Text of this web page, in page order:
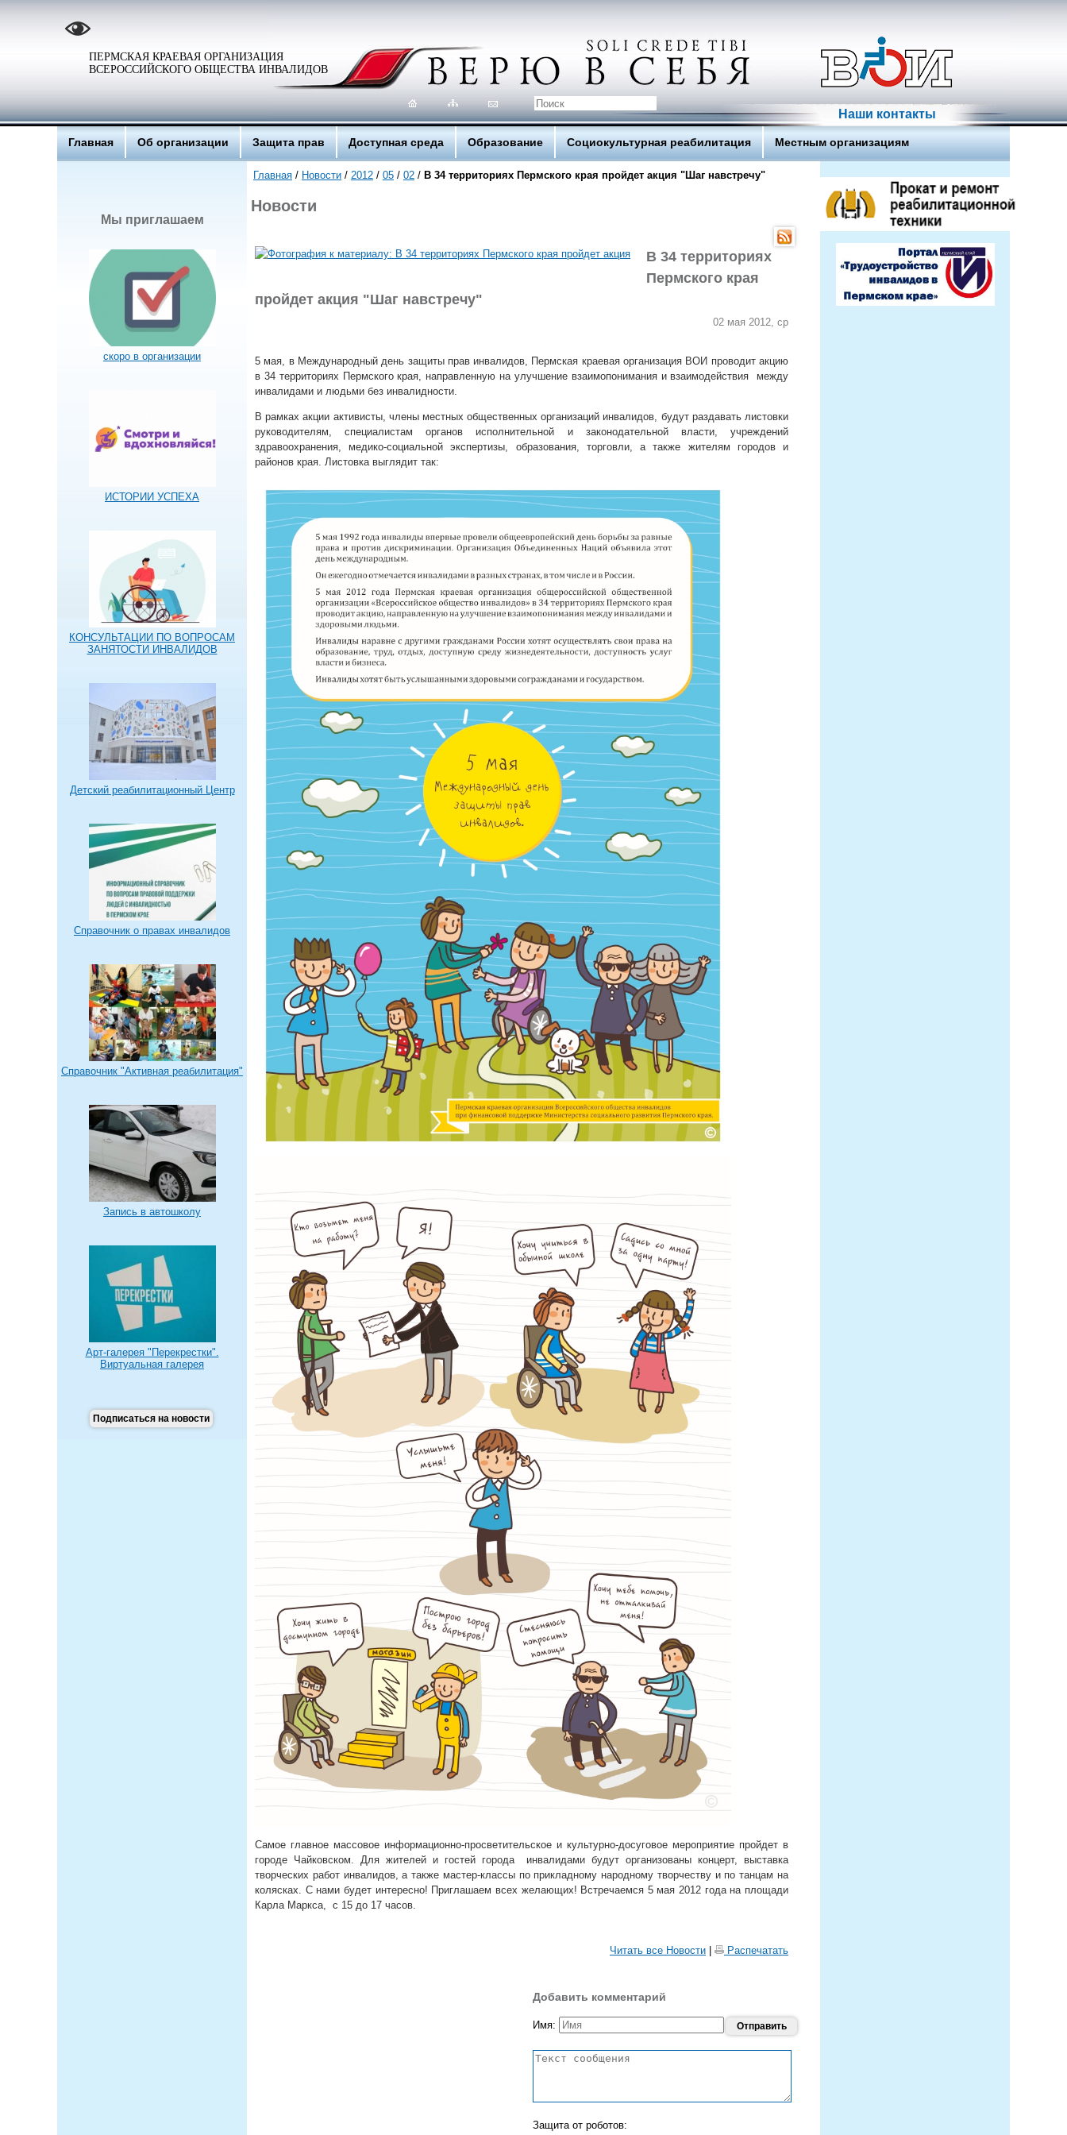
ПЕРМСКАЯ КРАЕВАЯ ОРГАНИЗАЦИЯ
ВСЕРОССИЙСКОГО ОБЩЕСТВА ИНВАЛИДОВ
Наши контакты
Главная Об организации Защита прав Доступная среда Образование Социокультурная реабилитация Местным организациям
Мы приглашаем
скоро в организации
ИСТОРИИ УСПЕХА
КОНСУЛЬТАЦИИ ПО ВОПРОСАМ
ЗАНЯТОСТИ ИНВАЛИДОВ
Детский реабилитационный Центр
Справочник о правах инвалидов
Справочник "Активная реабилитация"
Запись в автошколу
Арт-галерея "Перекрестки".
Виртуальная галерея
Подписаться на новости
Главная / Новости / 2012 / 05 / 02 / В 34 территориях Пермского края пройдет акция "Шаг навстречу"
Новости
В 34 территориях
Пермского края
пройдет акция "Шаг навстречу"
02 мая 2012, ср
5 мая, в Международный день защиты прав инвалидов, Пермская краевая организация ВОИ проводит акцию
в 34 территориях Пермского края, направленную на улучшение взаимопонимания и взаимодействия между
инвалидами и людьми без инвалидности.
В рамках акции активисты, члены местных общественных организаций инвалидов, будут раздавать листовки
руководителям, специалистам органов исполнительной и законодательной власти, учреждений
здравоохранения, медико-социальной экспертизы, образования, торговли, а также жителям городов и
районов края. Листовка выглядит так:
Самое главное массовое информационно-просветительское и культурно-досуговое мероприятие пройдет в
городе Чайковском. Для жителей и гостей города инвалидами будут организованы концерт, выставка
творческих работ инвалидов, а также мастер-классы по прикладному народному творчеству и по танцам на
колясках. С нами будет интересно! Приглашаем всех желающих! Встречаемся 5 мая 2012 года на площади
Карла Маркса, с 15 до 17 часов.
Читать все Новости Распечатать
Добавить комментарий
Имя:
Защита от роботов: